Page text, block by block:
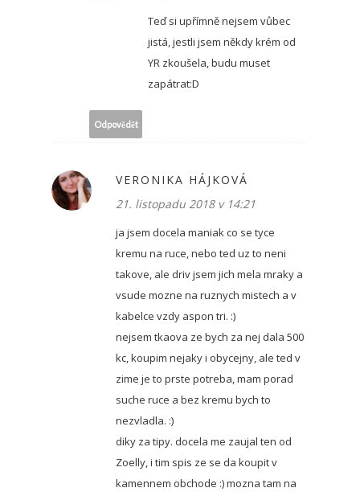
Teď si upřímně nejsem vůbec
jistá, jestli jsem někdy krém od
YR zkoušela, budu muset
zapátrat:D
Odpovědět
VERONIKA HÁJKOVÁ
21. listopadu 2018 v 14:21
ja jsem docela maniak co se tyce
kremu na ruce, nebo ted uz to neni
takove, ale driv jsem jich mela mraky a
vsude mozne na ruznych mistech a v
kabelce vzdy aspon tri. :)
nejsem tkaova ze bych za nej dala 500
kc, koupim nejaky i obycejny, ale ted v
zime je to prste potreba, mam porad
suche ruce a bez kremu bych to
nezvladla. :)
diky za tipy. docela me zaujal ten od
Zoelly, i tim spis ze se da koupit v
kamennem obchode :) mozna tam na